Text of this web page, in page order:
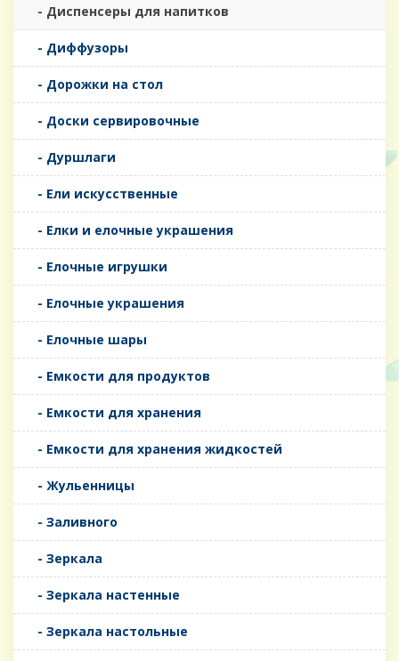
- Диспенсеры для напитков
- Диффузоры
- Дорожки на стол
- Доски сервировочные
- Дуршлаги
- Ели искусственные
- Елки и елочные украшения
- Елочные игрушки
- Елочные украшения
- Елочные шары
- Емкости для продуктов
- Емкости для хранения
- Емкости для хранения жидкостей
- Жульенницы
- Заливного
- Зеркала
- Зеркала настенные
- Зеркала настольные